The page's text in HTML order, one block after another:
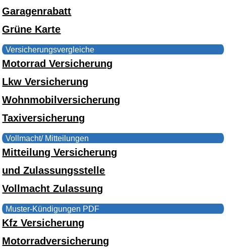
Garagenrabatt
Grüne Karte
Versicherungsvergleiche
Motorrad Versicherung
Lkw Versicherung
Wohnmobilversicherung
Taxiversicherung
Vollmacht/ Mitteilungen
Mitteilung Versicherung
und Zulassungsstelle
Vollmacht Zulassung
Muster-Kündigungen PDF
Kfz Versicherung
Motorradversicherung